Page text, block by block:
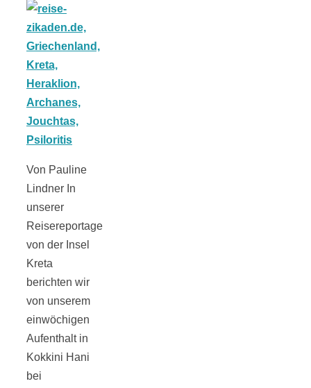
Von Pauline
Lindner In
unserer
Reisereportage
von der Insel
Kreta
berichten wir
von unserem
einwöchigen
Aufenthalt in
Kokkini Hani
bei